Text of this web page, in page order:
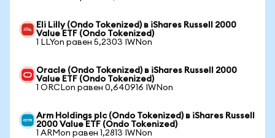
Eli Lilly (Ondo Tokenized) в iShares Russell 2000
Value ETF (Ondo Tokenized)
1 LLYon равен 5,2303 IWNon
Oracle (Ondo Tokenized) в iShares Russell 2000
Value ETF (Ondo Tokenized)
1 ORCLon равен 0,640916 IWNon
Arm Holdings plc (Ondo Tokenized) в iShares Russell
2000 Value ETF (Ondo Tokenized)
1 ARMon равен 1,2813 IWNon